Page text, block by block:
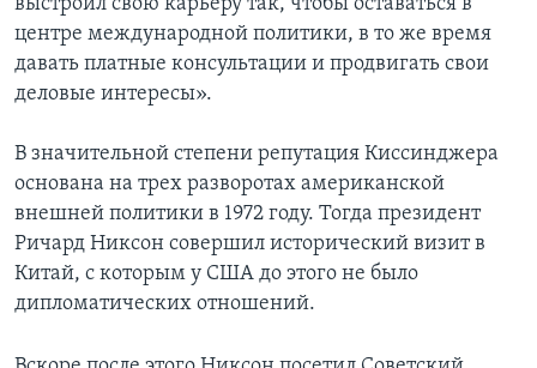
выстроил свою карьеру так, чтобы оставаться в
центре международной политики, в то же время
давать платные консультации и продвигать свои
деловые интересы».
В значительной степени репутация Киссинджера
основана на трех разворотах американской
внешней политики в 1972 году. Тогда президент
Ричард Никсон совершил исторический визит в
Китай, с которым у США до этого не было
дипломатических отношений.